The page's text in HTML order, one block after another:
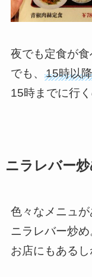
夜でも定食が食
でも、 15時以
15時までに行
ニラレバー炒
色々なメニュが
ニラレバー炒
お店にもあるし